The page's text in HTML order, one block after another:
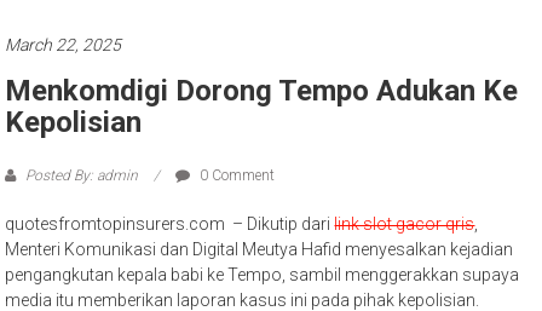
March 22, 2025
Menkomdigi Dorong Tempo Adukan Ke
Kepolisian
Posted By: admin 0 Comment
quotesfromtopinsurers.com – Dikutip darilink slot gacor qris,
Menteri Komunikasi dan Digital Meutya Hafid menyesalkan kejadian
pengangkutan kepala babi ke Tempo, sambil menggerakkan supaya
media itu memberikan laporan kasus ini pada pihak kepolisian.